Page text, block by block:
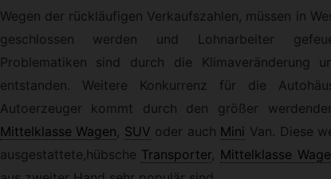
Wegen der rückläufigen Verkaufszahlen, müssen in
geschlossen werden und Lohnarbeiter
Problematiken sind durch die Klimaveränderung
entstanden. Weitere Konkurrenz für die
Autoerzeuger kommt durch den größer
Mittelklasse Wagen SUV oder auch Mini Van. Diese
ausgestattete,hübsche Transporter Mittelklasse